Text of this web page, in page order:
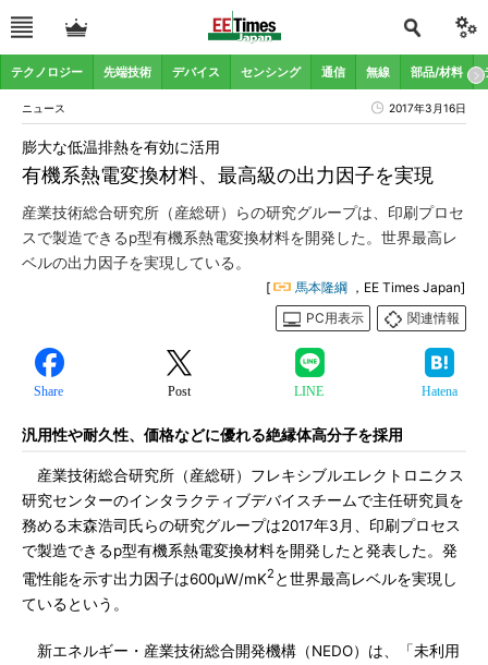
テクノロジー 先端技術 デバイス センシング 通信 無線 部品/材料
ニュース 2017年3月16日
有機系熱電変換材料、最高級の出力因子を実現
膨大な低温排熱を有効に活用
産業技術総合研究所（産総研）らの研究グループは、印刷プロセ
スで製造できるp型有機系熱電変換材料を開発した。世界最高レ
ベルの出力因子を実現している。
[ 馬本隆綱 ，EE Times Japan]
PC用表示
関連情報
Share Post LINE Hatena
汎用性や耐久性、価格などに優れる絶縁体高分子を採用
産業技術総合研究所（産総研）フレキシブルエレクトロニクス
研究センターのインタラクティブデバイスチームで主任研究員を
務める末森浩司氏らの研究グループは2017年3月、印刷プロセス
で製造できるp型有機系熱電変換材料を開発したと発表した。発
電性能を示す出力因子は600μW/mK2 と世界最高レベルを実現し
ているという。
新エネルギー・産業技術総合開発機構（NEDO）は、「未利用